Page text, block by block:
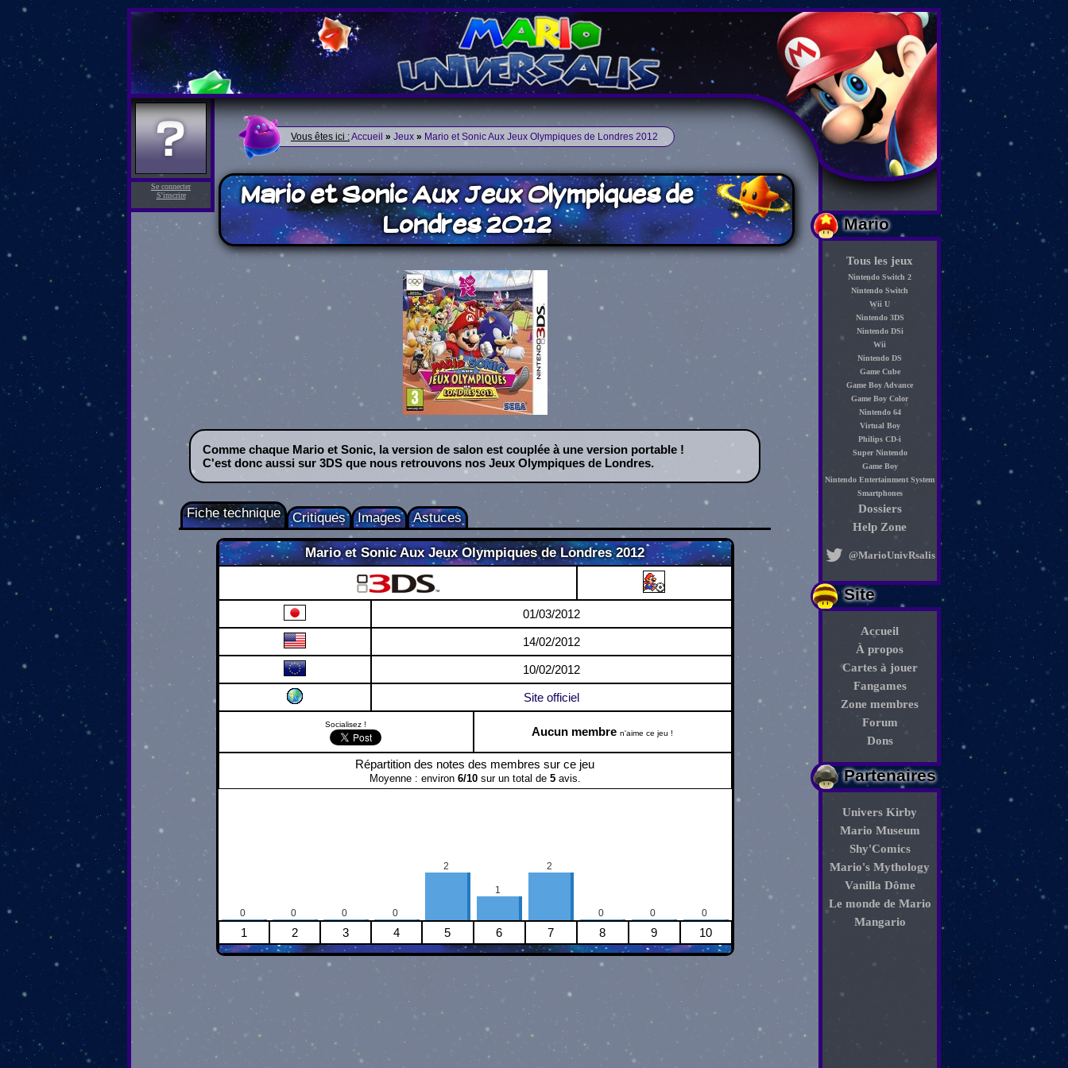
Mario
Tous les jeux
Nintendo Switch 2
Nintendo Switch
Wii U
Nintendo 3DS
Nintendo DSi
Wii
Nintendo DS
Game Cube
Game Boy Advance
Game Boy Color
Nintendo 64
Virtual Boy
Philips CD-i
Super Nintendo
Game Boy
Nintendo Entertainment System
Smartphones
Dossiers
Help Zone
@MarioUnivRsalis
Site
Accueil
À propos
Cartes à jouer
Fangames
Zone membres
Forum
Dons
Partenaires
Univers Kirby
Mario Museum
Shy'Comics
Mario's Mythology
Vanilla Dôme
Le monde de Mario
Mangario
Se connecter
S'inscrire
Vous êtes ici :Accueil » Jeux » Mario et Sonic Aux Jeux Olympiques de Londres 2012
Mario et Sonic Aux Jeux Olympiques de
Londres 2012
Comme chaque Mario et Sonic, la version de salon est couplée à une version portable !
C'est donc aussi sur 3DS que nous retrouvons nos Jeux Olympiques de Londres.
Mario et Sonic Aux Jeux Olympiques de Londres 2012
Nintendo 3DS
01/03/2012
14/02/2012
10/02/2012
Site officiel
Socialisez !
Aucun membre n'aime ce jeu !
Répartition des notes des membres sur ce jeu
Moyenne : environ 6/10 sur un total de 5avis.
0 0 0 0
2
1
2
0 0 0
1 2 3 4 5 6 7 8 9 10
Fiche technique Critiques Images Astuces